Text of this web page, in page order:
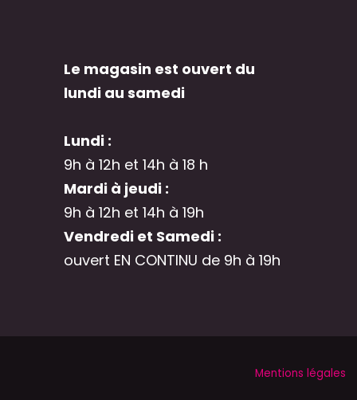
Le magasin est ouvert du
lundi au samedi
Lundi :
9h à 12h et 14h à 18 h
Mardi à jeudi :
9h à 12h et 14h à 19h
Vendredi et Samedi :
ouvert EN CONTINU de 9h à 19h
Mentions légales